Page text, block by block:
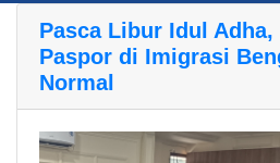
Pasca Libur Idul Adha,
Paspor di Imigrasi
Normal